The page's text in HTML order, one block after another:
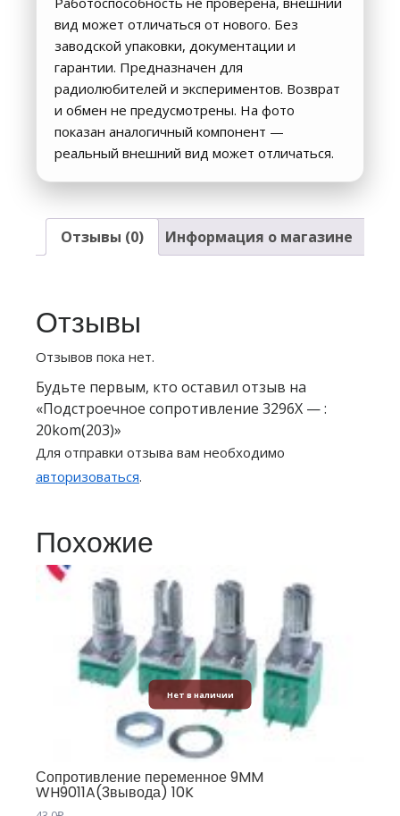
вид может отличаться от нового. Без
заводской упаковки, документации и
гарантии. Предназначен для
радиолюбителей и экспериментов. Возврат
и обмен не предусмотрены. На фото
показан аналогичный компонент —
реальный внешний вид может отличаться.
Отзывы (0) Информация о магазине
Отзывы
Отзывов пока нет.
Будьте первым, кто оставил отзыв на
«Подстроечное сопротивление 3296X — :
20kom(203)»
Для отправки отзыва вам необходимо
авторизоваться.
Похожие
Нет в наличии
Сопротивление переменное 9MM
WH9011A(3вывода) 10K